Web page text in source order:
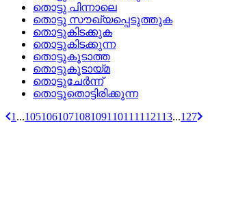
തൊട്ടു പിന്നാലെ
തൊട്ടു സൗഖ്യപ്പെടുത്തുക
തൊട്ടുകിടക്കുക
തൊട്ടുകിടക്കുന്ന
തൊട്ടുകൂടാത്ത
തൊട്ടുകൂടായ്‌മ
തൊട്ടുചേര്‍ന്ന്
തൊട്ടുതൊട്ടിരിക്കുന്ന
1 ...105106107108109110111 112113...127